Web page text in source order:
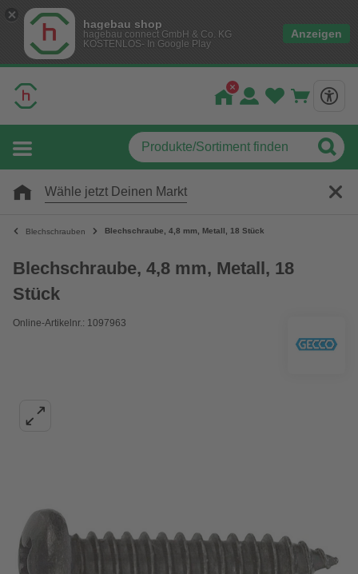
hagebau shop
hagebau connect GmbH & Co. KG
KOSTENLOS- In Google Play
Anzeigen
Wähle jetzt Deinen Markt
Blechschrauben Blechschraube, 4,8 mm, Metall, 18 Stück
Blechschraube, 4,8 mm, Metall, 18
Stück
Online-Artikelnr.: 1097963